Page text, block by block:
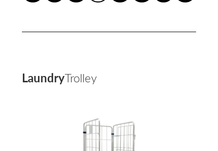
LaundryTrolley